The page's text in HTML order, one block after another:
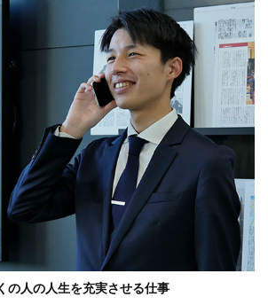
の人の人生を充実させる仕事